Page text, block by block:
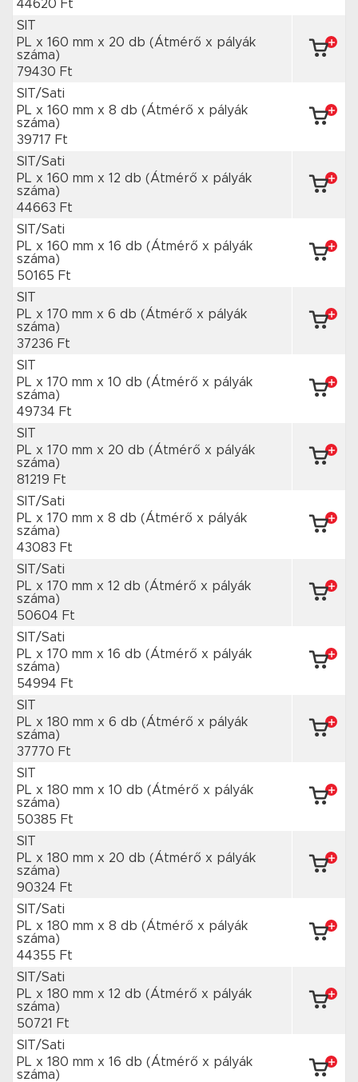
44620 Ft
SIT
PL x 160 mm x 20 db (Átmérő x pályák
száma)
79430 Ft
SIT/Sati
PL x 160 mm x 8 db (Átmérő x pályák
száma)
39717 Ft
SIT/Sati
PL x 160 mm x 12 db (Átmérő x pályák
száma)
44663 Ft
SIT/Sati
PL x 160 mm x 16 db (Átmérő x pályák
száma)
50165 Ft
SIT
PL x 170 mm x 6 db (Átmérő x pályák
száma)
37236 Ft
SIT
PL x 170 mm x 10 db (Átmérő x pályák
száma)
49734 Ft
SIT
PL x 170 mm x 20 db (Átmérő x pályák
száma)
81219 Ft
SIT/Sati
PL x 170 mm x 8 db (Átmérő x pályák
száma)
43083 Ft
SIT/Sati
PL x 170 mm x 12 db (Átmérő x pályák
száma)
50604 Ft
SIT/Sati
PL x 170 mm x 16 db (Átmérő x pályák
száma)
54994 Ft
SIT
PL x 180 mm x 6 db (Átmérő x pályák
száma)
37770 Ft
SIT
PL x 180 mm x 10 db (Átmérő x pályák
száma)
50385 Ft
SIT
PL x 180 mm x 20 db (Átmérő x pályák
száma)
90324 Ft
SIT/Sati
PL x 180 mm x 8 db (Átmérő x pályák
száma)
44355 Ft
SIT/Sati
PL x 180 mm x 12 db (Átmérő x pályák
száma)
50721 Ft
SIT/Sati
PL x 180 mm x 16 db (Átmérő x pályák
száma)